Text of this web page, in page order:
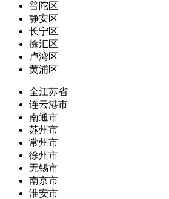
普陀区
静安区
长宁区
徐汇区
卢湾区
黄浦区
全江苏省
连云港市
南通市
苏州市
常州市
徐州市
无锡市
南京市
淮安市